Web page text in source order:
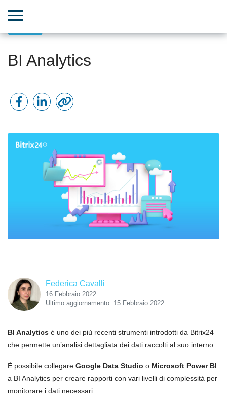
BI Analytics
Federica Cavalli
16 Febbraio 2022
Ultimo aggiornamento: 15 Febbraio 2022
BI Analytics è uno dei più recenti strumenti introdotti da Bitrix24
che permette un’analisi dettagliata dei dati raccolti al suo interno.
È possibile collegare Google Data Studio o Microsoft Power BI
a BI Analytics per creare rapporti con vari livelli di complessità per
monitorare i dati necessari.